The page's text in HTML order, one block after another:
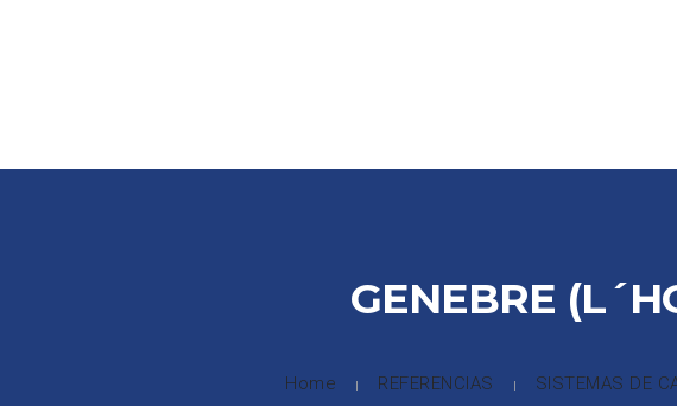
GENEBRE
Home REFERENCIAS SISTEMAS DE